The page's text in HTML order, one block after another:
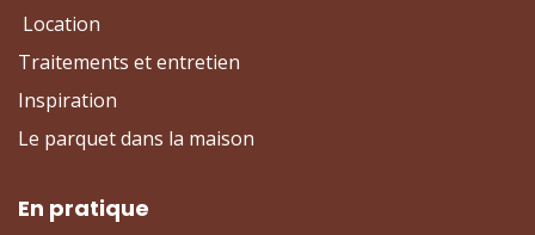
Location
Traitements et entretien
Inspiration
Le parquet dans la maison
En pratique